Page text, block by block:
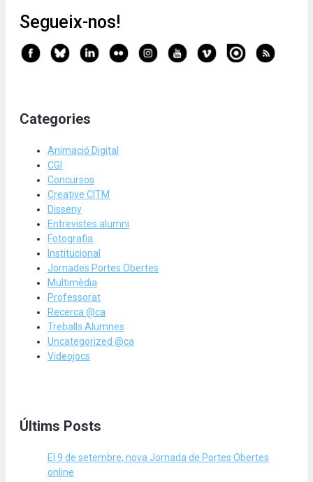
Segueix-nos!
Categories
Animació Digital
CGI
Concursos
Creative CITM
Disseny
Entrevistes alumni
Fotografia
Institucional
Jornades Portes Obertes
Multimèdia
Professorat
Recerca @ca
Treballs Alumnes
Uncategorized @ca
Videojocs
Últims Posts
El 9 de setembre, nova Jornada de Portes Obertes
online